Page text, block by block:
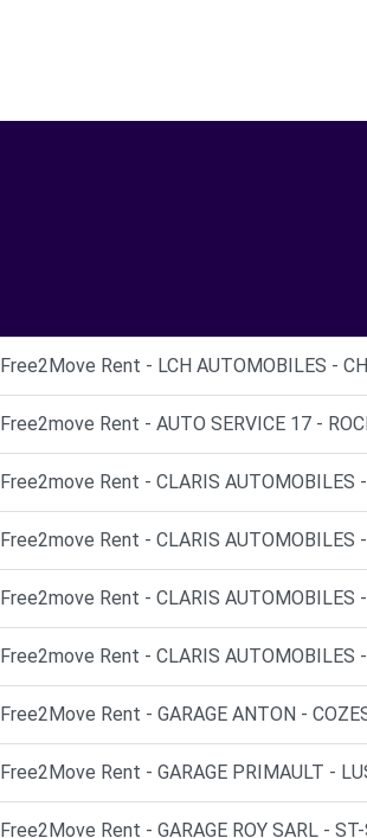
Free2Move Rent - LCH AUTOMOBILES -
Free2move Rent - AUTO SERVICE 17 -
Free2move Rent - CLARIS AUTOMOBILES
Free2move Rent - CLARIS AUTOMOBILES
Free2move Rent - CLARIS AUTOMOBILES
Free2move Rent - CLARIS AUTOMOBILES
Free2Move Rent - GARAGE ANTON -
Free2Move Rent - GARAGE PRIMAULT -
Free2Move Rent - GARAGE ROY SARL -